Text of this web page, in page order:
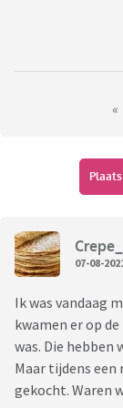
«
07-08-
Ik was vandaag
kwamen er op
was. Die hebben
Maar tijdens
gekocht. Waren